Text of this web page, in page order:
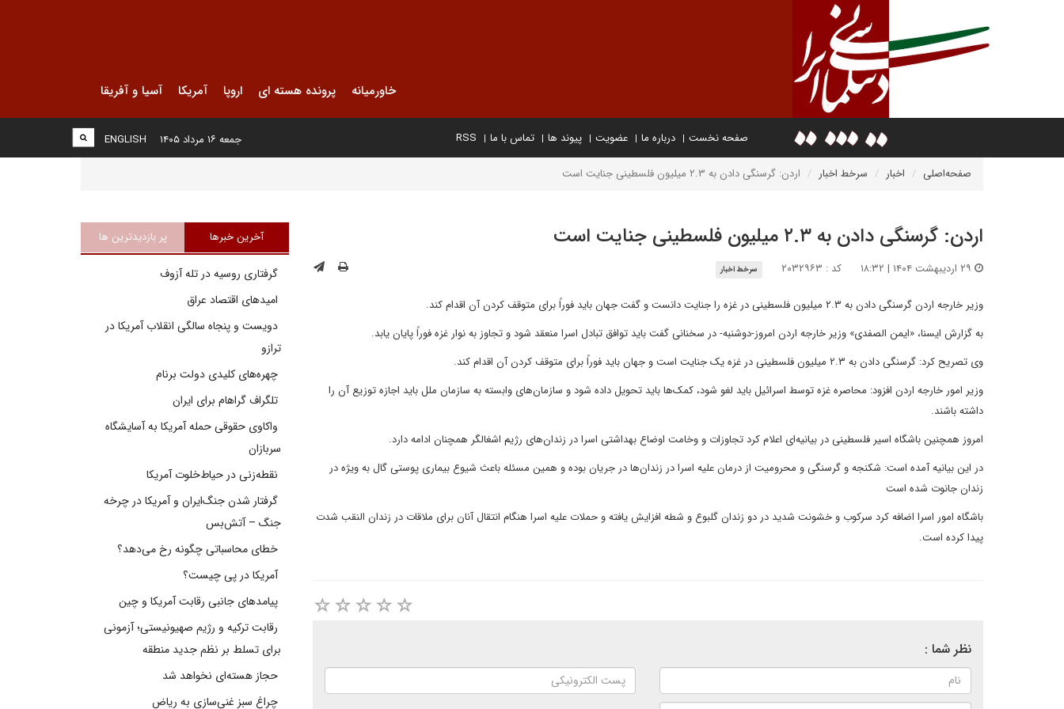
خاورمیانه پرونده هسته ای اروپا آمریکا آسیا و آفریقا
صفحه نخست درباره ما عضویت پیوند ها تماس با ما RSS
ENGLISH جمعه ۱۶ مرداد ۱۴۰۵
صفحه‌اصلی اخبار سرخط اخبار اردن: گرسنگی دادن به ۲.۳ میلیون فلسطینی جنایت است
اردن: گرسنگی دادن به ۲.۳ میلیون فلسطینی جنایت است
کد : ۲۰۳۲۹۶۳ سرخط اخبار
وزیر خارجه اردن گرسنگی دادن به ۲.۳ میلیون فلسطینی در غزه را جنایت دانست و گفت جهان باید فوراً برای متوقف کردن آن اقدام کند.
به گزارش ایسنا، «ایمن الصفدی» وزیر خارجه اردن امروز-دوشنبه- در سخنانی گفت باید توافق تبادل اسرا منعقد شود و تجاوز به نوار غزه فوراً پایان یابد.
وی تصریح کرد: گرسنگی دادن به ۲.۳ میلیون فلسطینی در غزه یک جنایت است و جهان باید فوراً برای متوقف کردن آن اقدام کند.
وزیر امور خارجه اردن افزود: محاصره غزه توسط اسرائیل باید لغو شود، کمک‌ها باید تحویل داده شود و سازمان‌های وابسته به سازمان ملل باید اجازه توزیع آن را
داشته باشند.
امروز همچنین باشگاه اسیر فلسطینی در بیانیه‌ای اعلام کرد تجاوزات و وخامت اوضاع بهداشتی اسرا در زندان‌های رژیم اشغالگر همچنان ادامه دارد.
در این بیانیه آمده است: شکنجه و گرسنگی و محرومیت از درمان علیه اسرا در زندان‌ها در جریان بوده و همین مسئله باعث شیوع بیماری پوستی گال به ویژه در
زندان جانوت شده است
باشگاه امور اسرا اضافه کرد سرکوب و خشونت شدید در دو زندان گلبوع و شطه افزایش یافته و حملات علیه اسرا هنگام انتقال آنان برای ملاقات در زندان النقب شدت
پیدا کرده است.
نظر شما :
آخرین خبرها پر بازدیدترین ها
گرفتاری روسیه در تله آزوف
امیدهای اقتصاد عراق
دویست و پنجاه سالگی انقلاب آمریکا در
ترازو
چهره‌های کلیدی دولت برنام
تلگراف گراهام برای ایران
واکاوی حقوقی حمله آمریکا به آسایشگاه
سربازان
نقطه‌زنی در حیاط‌خلوت آمریکا
گرفتار شدن جنگ‌ایران و آمریکا در چرخه
جنگ – آتش‌بس
خطای محاسباتی چگونه رخ می‌دهد؟
آمریکا در پی چیست؟
پیامدهای جانبی رقابت آمریکا و چین
رقابت ترکیه و رژیم صهیونیستی؛ آزمونی
برای تسلط بر نظم جدید منطقه
حجاز هسته‌ای نخواهد شد
چراغ سبز غنی‌سازی به ریاض